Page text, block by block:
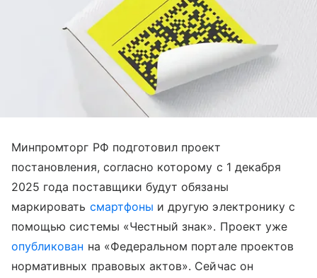
Минпромторг РФ подготовил проект
постановления, согласно которому с 1 декабря
2025 года поставщики будут обязаны
маркировать смартфоны и другую электронику с
помощью системы «Честный знак». Проект уже
опубликован на «Федеральном портале проектов
нормативных правовых актов». Сейчас он